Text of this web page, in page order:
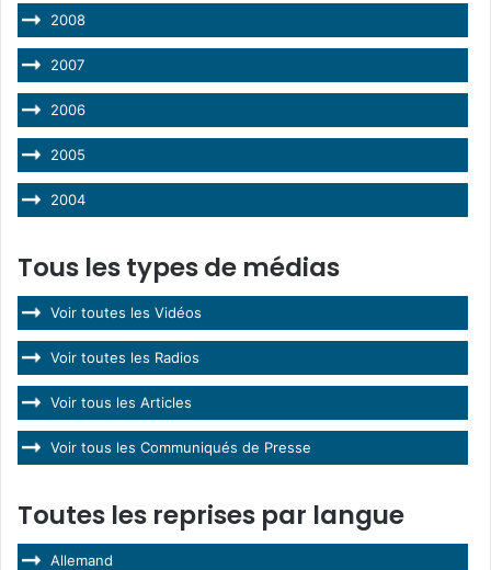
2008
2007
2006
2005
2004
Tous les types de médias
Voir toutes les Vidéos
Voir toutes les Radios
Voir tous les Articles
Voir tous les Communiqués de Presse
Toutes les reprises par langue
Allemand